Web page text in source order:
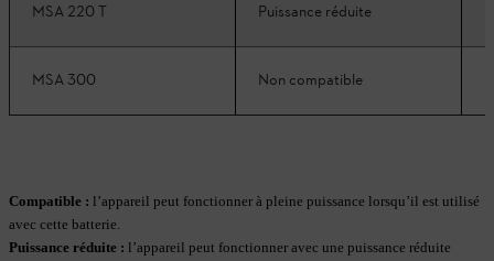
MSA 220 T Puissance réduite
MSA 300 Non compatible
Compatible : l’appareil peut fonctionner à pleine puissance lorsqu’il est utilisé
avec cette batterie.
Puissance réduite : l’appareil peut fonctionner avec une puissance réduite